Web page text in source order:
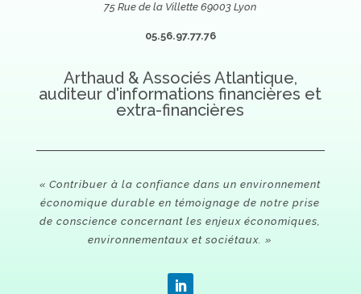
75 Rue de la Villette 69003 Lyon
05.56.97.77.76
Arthaud & Associés Atlantique,
auditeur d'informations financières et
extra-financières
« Contribuer à la confiance dans un environnement
économique durable en témoignage de notre prise
de conscience concernant les enjeux économiques,
environnementaux et sociétaux. »